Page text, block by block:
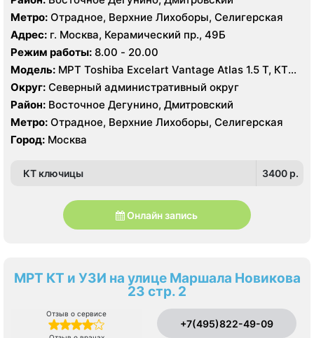
Метро: Отрадное, Верхние Лихоборы, Селигерская
Адрес: г. Москва, Керамический пр., 49Б
Режим работы: 8.00 - 20.00
Модель: МРТ Toshiba Excelart Vantage Atlas 1.5 Т, КТ
Siemens Somatom 40 срезов, УЗИ
Округ: Северный административный округ
Район: Восточное Дегунино, Дмитровский
Метро: Отрадное, Верхние Лихоборы, Селигерская
Город: Москва
КТ ключицы 3400 p.
Онлайн запись
МРТ КТ и УЗИ на улице Маршала Новикова
23 стр. 2
Отзыв о сервисе
+7(495)822-49-09